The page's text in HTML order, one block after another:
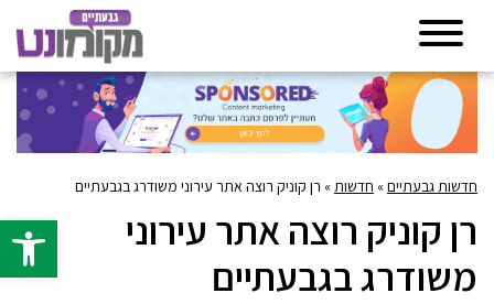
פתח
חדשות גבעתיים» חדשות » רן קוניק רוצה אתר עירוני משודרג בגבעתיים
רן קוניק רוצה אתר עירוני
משודרג בגבעתיים